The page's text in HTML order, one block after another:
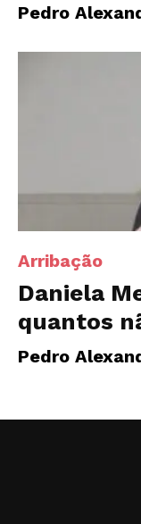
Pedro
Arribação
Daniela
quantos
Pedro